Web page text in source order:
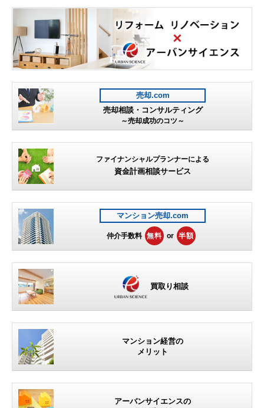
売却.com
売却相談・コンサルティング
～売却成功のコツ～
ファイナンシャルプランナーによる
資金計画相談サービス
マンション売却.com
仲介手数料 無料 or 半額
買取り相談
マンション経営の
メリット
アーバンサイエンスの